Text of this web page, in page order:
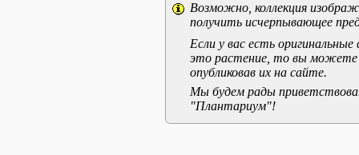
Возможно, коллекция
получить исчерпывающее
Если у вас есть
это растение, то вы можете
опубликовав их на сайте.
Мы будем рады
"Плантариум"!